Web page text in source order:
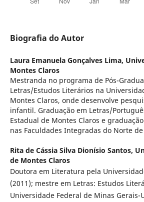
Biografia do Autor
Laura Emanuela Gonçalves Lima,
Montes Claros
Mestranda no programa de Pós-
Letras/Estudos Literários na
Montes Claros, onde desenvolve
infantil. Graduação em Letras/
Estadual de Montes Claros e
nas Faculdades Integradas do Norte
Rita de Cássia Silva Dionísio Santos,
de Montes Claros
Doutora em Literatura pela
(2011); mestre em Letras: Estudos
Universidade Federal de Minas Gerais-